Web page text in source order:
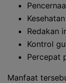
Redakan
Kontrol
Percepat
Manfaat